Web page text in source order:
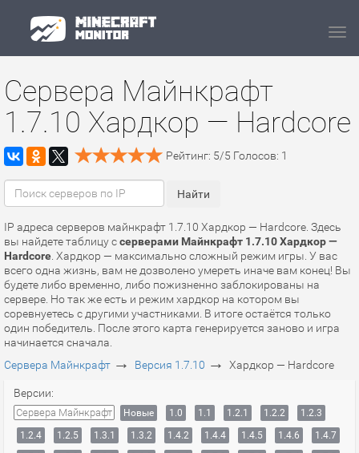
Сервера Майнкрафт
1.7.10 Хардкор — Hardcore
Рейтинг: 5/5 Голосов: 1
IP адреса серверов майнкрафт 1.7.10 Хардкор — Hardcore. Здесь
вы найдете таблицу ссерверами Майнкрафт 1.7.10 Хардкор —
Hardcore . Хардкор — максимально сложный режим игры. У вас
всего одна жизнь, вам не дозволено умереть иначе вам конец! Вы
будете либо временно, либо пожизненно заблокированы на
сервере. Но так же есть и режим хардкор на котором вы
соревнуетесь с другими участниками. В итоге остаётся только
один победитель. После этого карта генерируется заново и игра
начинается сначала.
Сервера Майнкрафт → Версия 1.7.10 → Хардкор — Hardcore
Версии:
Сервера Майнкрафт Новые 1.0 1.1 1.2.1 1.2.2
1.2.3
1.2.4
1.2.5 1.3.1 1.3.2 1.4.2 1.4.4 1.4.5 1.4.6
1.4.7